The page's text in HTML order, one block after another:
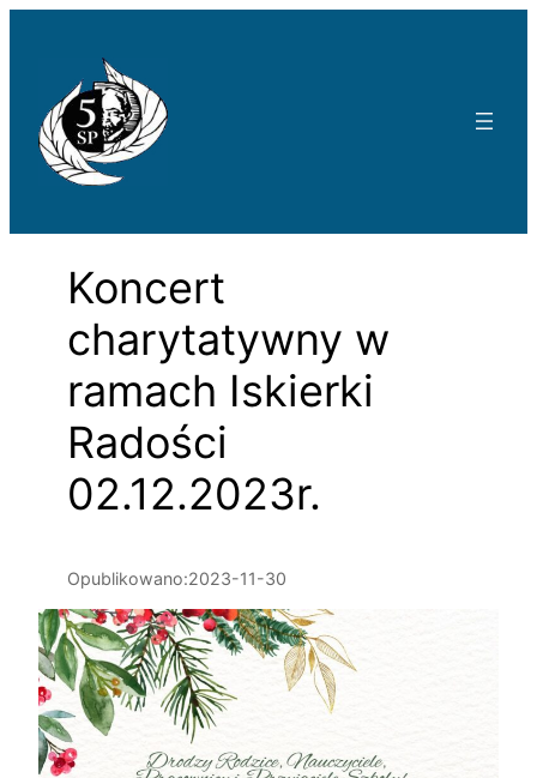
Koncert
charytatywny w
ramach Iskierki
Radości
02.12.2023r.
Opublikowano:2023-11-30